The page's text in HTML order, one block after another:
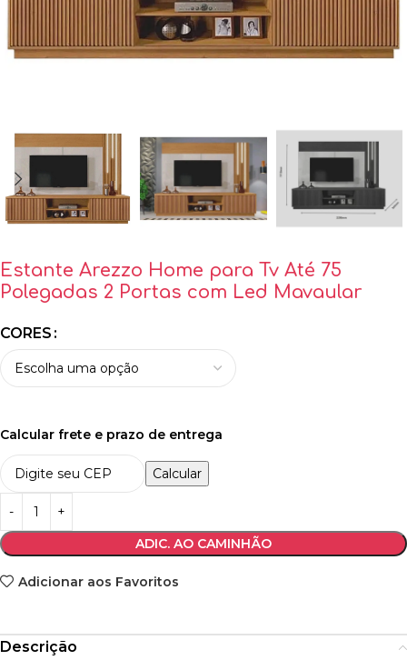
Estante Arezzo Home para Tv Até 75
Polegadas 2 Portas com Led Mavaular
CORES
Calcular frete e prazo de entrega
Calcular
ADIC. AO CAMINHÃO
Adicionar aos Favoritos
Descrição